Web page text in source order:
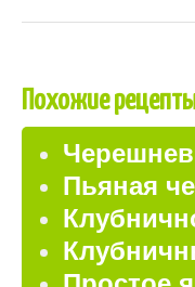
Похожие
Пьяная